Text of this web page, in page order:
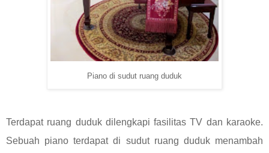
Piano di sudut ruang duduk
Terdapat ruang duduk dilengkapi fasilitas TV dan karaoke.
Sebuah piano terdapat di sudut ruang duduk menambah